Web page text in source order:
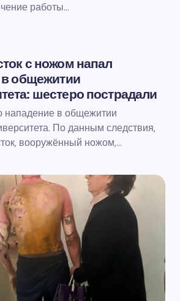
работы…
с ножом напал
в общежитии
шестеро пострадали
в общежитии
По данным следствия,
вооружённый ножом,…